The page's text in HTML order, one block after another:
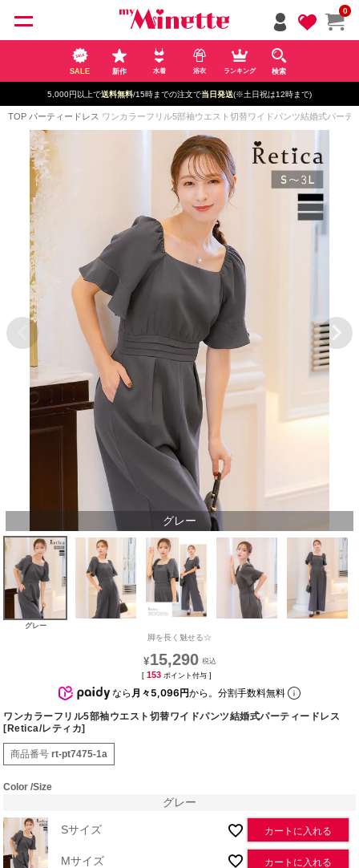
0
SALE 新作 水着 浴衣 ランキング 検索
5,000円以上で送料無料/15時までの注文で当日発送(※土日祝は12時まで)
TOP パーティードレス ワンカラーフリル5部袖ウエスト切替ワイドパンツ結婚式パーテ
グレー
グレー
脚を長く魅せる☆
¥15,290
[ 153 ポイント付与 ]
なら 月々5,096円から。分割手数料無料
ワンカラーフリル5部袖ウエスト切替ワイドパンツ結婚式パーティードレス
[Retica/レティカ]
商品番号 rt-pt7475-1a
Color Size
グレー
Sサイズ カートに入れる
Mサイズ カートに入れる
ペー
ジト
ップ